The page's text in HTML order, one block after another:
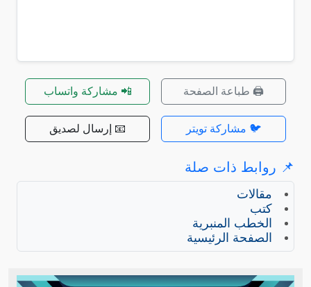
🖨️ طباعة الصفحة 📲 مشاركة واتساب
🐦 مشاركة تويتر 📧 إرسال لصديق
📌 روابط ذات صلة
مقالات
كتب
الخطب المنبرية
الصفحة الرئيسية